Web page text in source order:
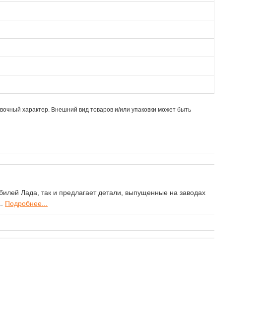
характер. Внешний вид товаров и/или упаковки может быть
Лада, так и предлагает детали, выпущенные на заводах
Подробнее...